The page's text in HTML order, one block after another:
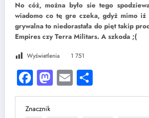
No cóż, można było sie tego
wiadomo co tę gre czeka, gdyż mimo iż
grywalna to niedorastała do pięt takip
Empires czy Terra Militars. A szkoda ;(
Wyświetlenia 1 751
Facebook
Mastodon
Email
Znacznik